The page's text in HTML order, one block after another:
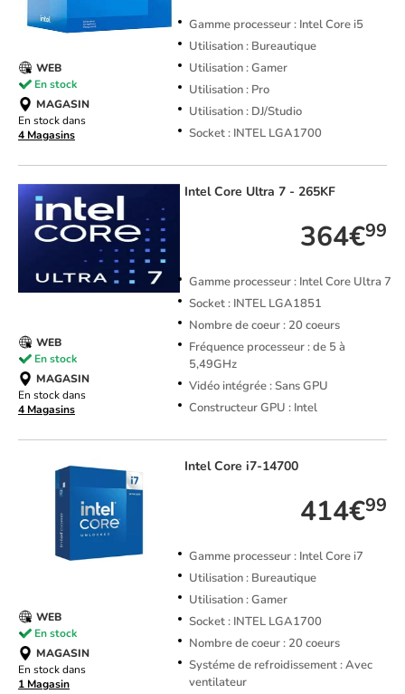
Gamme processeur : Intel Core i5
Utilisation : Bureautique
Utilisation : Gamer
Utilisation : Pro
Utilisation : DJ/Studio
Socket : INTEL LGA1700
WEB
En stock
MAGASIN
En stock dans
4 Magasins
IntelCore Ultra 7 - 265KF
364€99
Gamme processeur : Intel Core Ultra 7
Socket : INTEL LGA1851
Nombre de coeur : 20 coeurs
Fréquence processeur : de 5 à
5,49GHz
Vidéo intégrée : Sans GPU
Constructeur GPU : Intel
WEB
En stock
MAGASIN
En stock dans
4 Magasins
IntelCore i7-14700
414€99
Gamme processeur : Intel Core i7
Utilisation : Bureautique
Utilisation : Gamer
Socket : INTEL LGA1700
Nombre de coeur : 20 coeurs
Systéme de refroidissement : Avec
ventilateur
WEB
En stock
MAGASIN
En stock dans
1 Magasin